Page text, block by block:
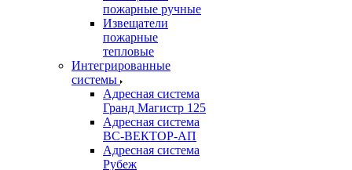
пожарные ручные
Извещатели
пожарные
тепловые
Интегрированные
системы
Адресная система
Гранд Магистр 125
Адресная система
ВС-ВЕКТОР-АП
Адресная система
Рубеж